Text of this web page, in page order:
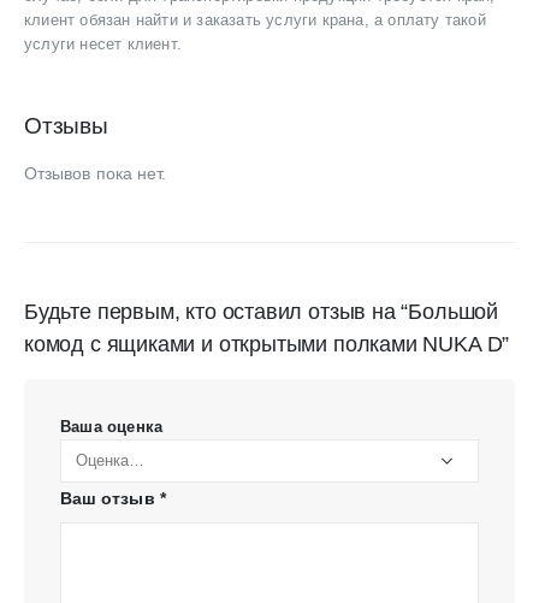
клиент обязан найти и заказать услуги крана, а оплату такой
услуги несет клиент.
Отзывы
Отзывов пока нет.
Будьте первым, кто оставил отзыв на “Большой
комод с ящиками и открытыми полками NUKA D”
Ваша оценка
Ваш отзыв *